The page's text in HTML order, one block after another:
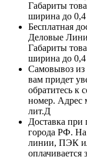
Габариты
ширина до
Бесплатная
Деловые
Габариты
ширина до
Самовывоз из
вам придет
обратитесь к
номер. Адрес
лит.Д
Доставка
города РФ. На
линии, ПЭК
оплачивается